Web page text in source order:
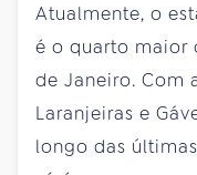
Atualmente, o
é o quarto maior
de Janeiro. Com
Laranjeiras e
longo das